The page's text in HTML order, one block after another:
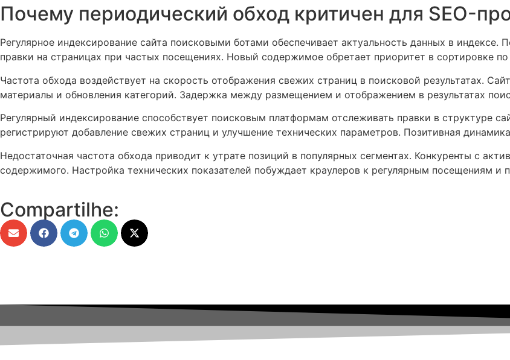
Почему периодический обход критичен для SEO-
Регулярное индексирование сайта поисковыми ботами обеспечивает актуальность данных в
правки на страницах при частых посещениях. Новый содержимое обретает приоритет в сортировке
Частота обхода воздействует на скорость отображения свежих страниц в поисковой результатах.
материалы и обновления категорий. Задержка между размещением и отображением в результатах
Регулярный индексирование способствует поисковым платформам отслеживать правки в структуре
регистрируют добавление свежих страниц и улучшение технических параметров. Позитивная
Недостаточная частота обхода приводит к утрате позиций в популярных сегментах. Конкуренты с
содержимого. Настройка технических показателей побуждает краулеров к регулярным посещениям и
Compartilhe: